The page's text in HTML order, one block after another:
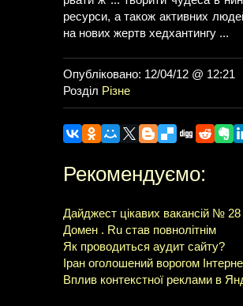
ресурси, а також активних
на нових жертв хедхантингу ...
Опубліковано: 12/04/12 @ 12:21
Розділ Різне
Рекомендуємо:
Дайджест цікавих вакансій № 28
Домен . Ru став повнолітнім
Як проводиться аудит сайту?
Іран оголошений ворогом
Вплив контекстної реклами в